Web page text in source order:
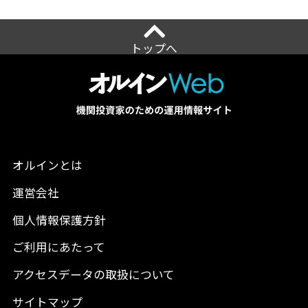
トップへ
オルインとは
運営会社
個人情報保護方針
ご利用にあたって
アクセスデータの取扱について
サイトマップ